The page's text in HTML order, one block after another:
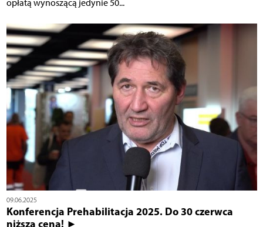
opłatą wynoszącą jedynie 50...
09.06.2025
Konferencja Prehabilitacja 2025. Do 30 czerwca
niższa cena! ►